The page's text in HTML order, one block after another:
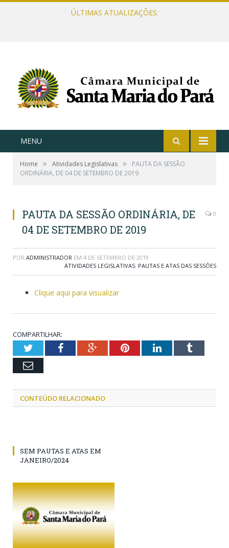
ÚLTIMAS ATUALIZAÇÕES:
MENU
Home » Atividades Legislativas »
PAUTA DA SESSÃO
ORDINÁRIA, DE 04 DE SETEMBRO DE 2019
PAUTA DA SESSÃO ORDINÁRIA, DE
04 DE SETEMBRO DE 2019
0
POR ADMINISTRADOR EM 4 DE SETEMBRO DE 2019
ATIVIDADES LEGISLATIVAS, PAUTAS E ATAS DAS SESSÕES
Clique aqui para visualizar
COMPARTILHAR:
TwitterFacebookGoogle+PinterestLinkedInTumblr
Email
CONTEÚDO RELACIONADO
SEM PAUTAS E ATAS EM
JANEIRO/2024